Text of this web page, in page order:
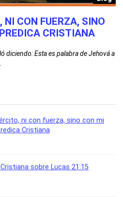
NI CON FUERZA, SINO
CRISTIANA
diciendo: Esta es palabra de Jehová a
ni con fuerza, sino con mi
Cristiana
sobre Lucas 21:15